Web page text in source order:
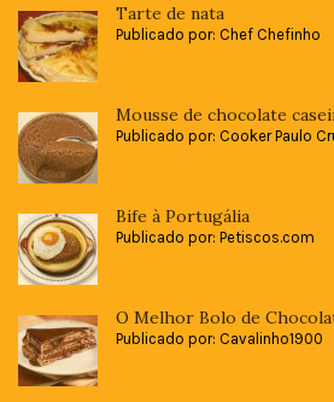
Tarte de nata
Publicado por: Chef Chefinho
Mousse de chocolate
Publicado por: Cooker Paulo
Bife à Portugália
Publicado por: Petiscos.com
O Melhor Bolo de
Publicado por: Cavalinho1900